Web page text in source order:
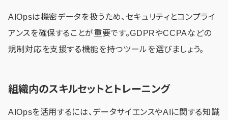
AIOpsは機密データを扱うため、セキュリティとコンプライ
アンスを確保することが重要です。GDPRやCCPAなどの
規制対応を支援する機能を持つツールを選びましょう。
組織内のスキルセットとトレーニング
AIOpsを活用するには、データサイエンスやAIに関する知識